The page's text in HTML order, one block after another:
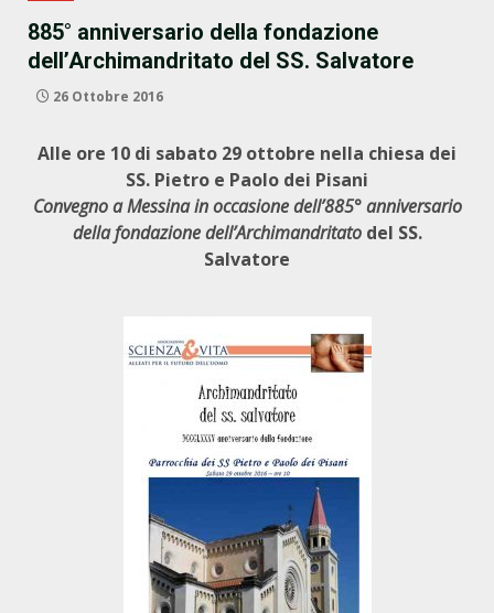
885° anniversario della fondazione
dell’Archimandritato del SS. Salvatore
26 Ottobre 2016
Alle ore 10 di sabato 29 ottobre nella chiesa dei
SS. Pietro e Paolo dei Pisani
Convegno a Messina in occasione dell’885° anniversario
della fondazione dell’Archimandritatodel SS.
Salvatore